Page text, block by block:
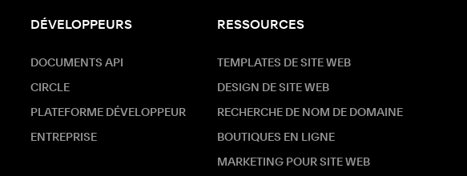
DÉVELOPPEURS
DOCUMENTS API
CIRCLE
PLATEFORME DÉVELOPPEUR
ENTREPRISE
RESSOURCES
TEMPLATES DE SITE WEB
DESIGN DE SITE WEB
RECHERCHE DE NOM DE DOMAINE
BOUTIQUES EN LIGNE
MARKETING POUR SITE WEB